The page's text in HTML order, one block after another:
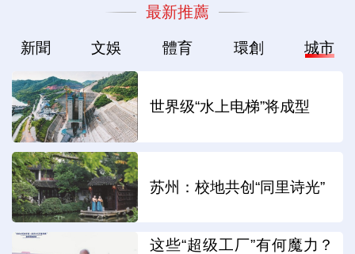
最新推薦
新聞 文娛 體育 環創 城市
世界级“水上电梯”将成型
苏州：校地共创“同里诗光”
这些“超级工厂”有何魔力？